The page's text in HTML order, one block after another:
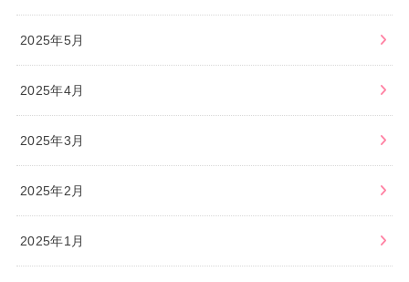
2025年5月
2025年4月
2025年3月
2025年2月
2025年1月